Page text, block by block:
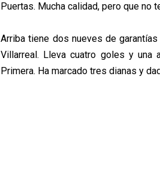
Puertas. Mucha calidad, pero que no
Arriba tiene dos nueves de
Villarreal. Lleva cuatro goles y una
Primera. Ha marcado tres dianas y